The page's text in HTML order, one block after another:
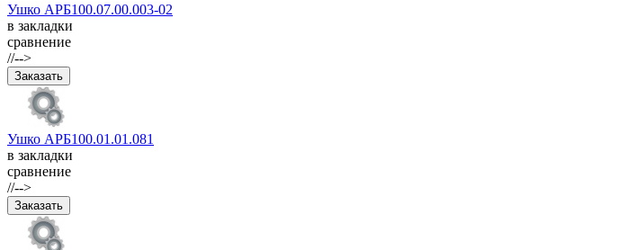
Ушко АРБ100.07.00.003-02
в закладки
сравнение
//-->
Ушко АРБ100.01.01.081
в закладки
сравнение
//-->